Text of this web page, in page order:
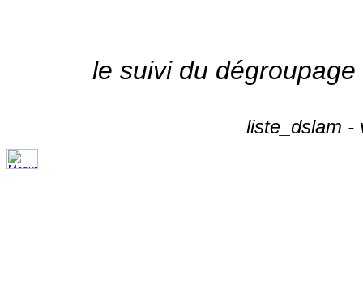
le suivi du
liste_dslam -